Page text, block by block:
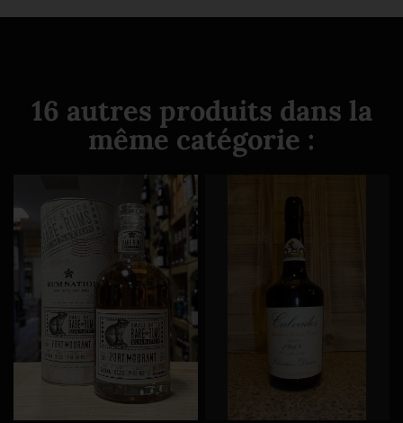
16 autres produits dans la
même catégorie :